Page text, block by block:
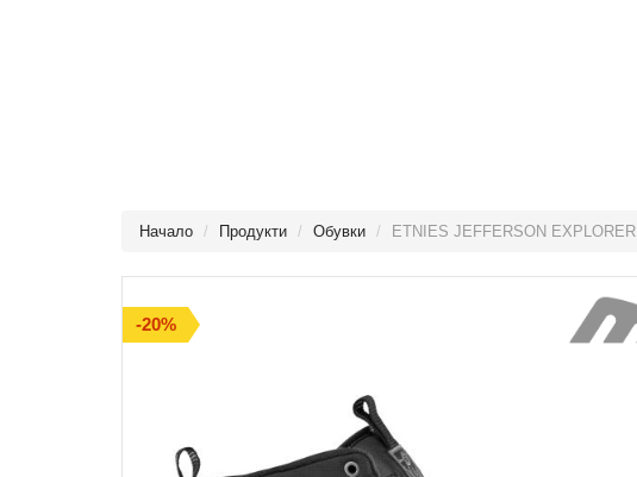
Начало Продукти Обувки ETNIES JEFFERSON EXPLORER
-20%